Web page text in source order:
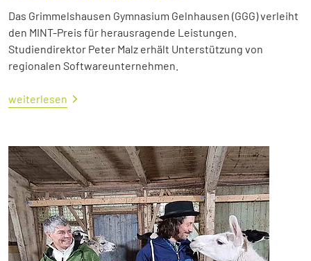
Das Grimmelshausen Gymnasium Gelnhausen (GGG) verleiht
den MINT-Preis für herausragende Leistungen.
Studiendirektor Peter Malz erhält Unterstützung von
regionalen Softwareunternehmen.
weiterlesen